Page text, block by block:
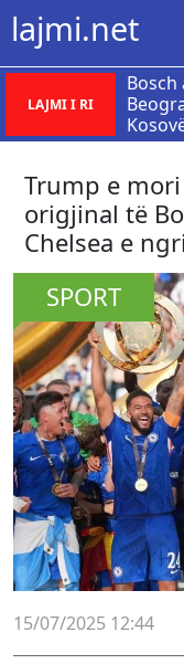
lajmi.net
LAJMI I RI
Bosch
Trump e
origjinal të
Chelsea e
SPORT
15/07/2025 12:44